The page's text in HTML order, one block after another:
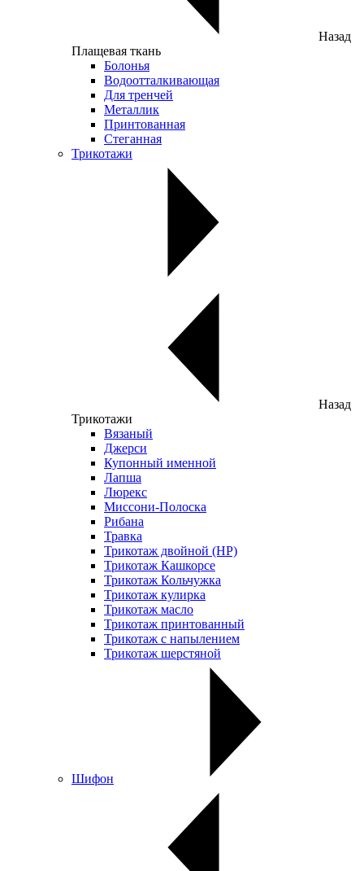
Назад
Плащевая ткань
Болонья
Водоотталкивающая
Для тренчей
Металлик
Принтованная
Стеганная
Трикотажи
Назад
Трикотажи
Вязаный
Джерси
Купонный именной
Лапша
Люрекс
Миссони-Полоска
Рибана
Травка
Трикотаж двойной (НР)
Трикотаж Кашкорсе
Трикотаж Кольчужка
Трикотаж кулирка
Трикотаж масло
Трикотаж принтованный
Трикотаж с напылением
Трикотаж шерстяной
Шифон